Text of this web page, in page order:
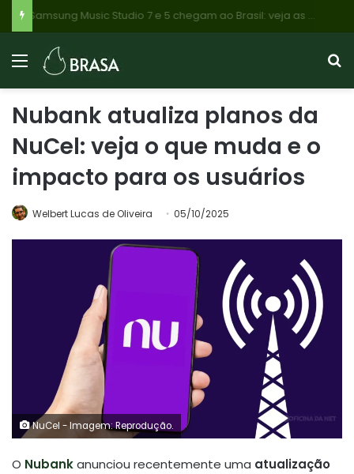
Nubank atualiza planos da
NuCel: veja o que muda e o
impacto para os usuários
Welbert Lucas de Oliveira 05/10/2025
NuCel - Imagem: Reprodução.
O Nubankanunciou recentemente uma atualização